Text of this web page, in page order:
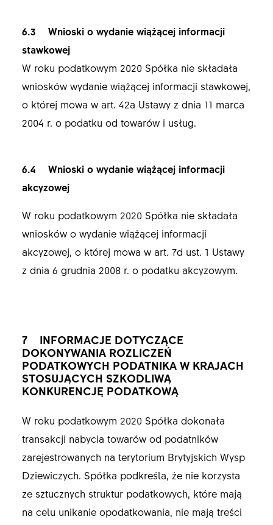
6.3 Wnioski o wydanie wiążącej informacji
stawkowej
W roku podatkowym 2020 Spółka nie składała
wniosków wydanie wiążącej informacji stawkowej,
o której mowa w art. 42a Ustawy z dnia 11 marca
2004 r. o podatku od towarów i usług.
6.4 Wnioski o wydanie wiążącej informacji
akcyzowej
W roku podatkowym 2020 Spółka nie składała
wniosków o wydanie wiążącej informacji
akcyzowej, o której mowa w art. 7d ust. 1 Ustawy
z dnia 6 grudnia 2008 r. o podatku akcyzowym.
7 INFORMACJE DOTYCZĄCE
DOKONYWANIA ROZLICZEŃ
PODATKOWYCH PODATNIKA W KRAJACH
STOSUJĄCYCH SZKODLIWĄ
KONKURENCJĘ PODATKOWĄ
W roku podatkowym 2020 Spółka dokonała
transakcji nabycia towarów od podatników
zarejestrowanych na terytorium Brytyjskich Wysp
Dziewiczych. Spółka podkreśla, że nie korzysta
ze sztucznych struktur podatkowych, które mają
na celu unikanie opodatkowania, nie mają treści